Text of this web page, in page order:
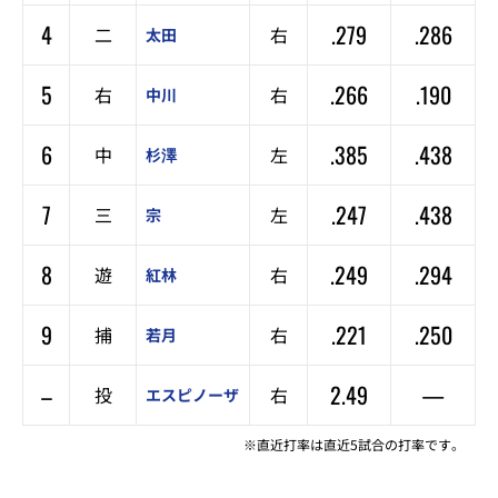
4 二 太田 右 .279
.286
5
右 中川 右 .266
.190
6
中 杉澤 左 .385
.438
7
三 宗 左 .247
.438
8
遊 紅林 右 .249
.294
9
捕 若月 右 .221
.250
–
投 エスピノーザ 右 2.49 —
※直近打率は直近5試合の打率です。